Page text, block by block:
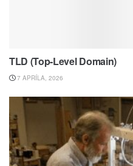
TLD (Top-Level Domain)
7 APRÍLA, 2026